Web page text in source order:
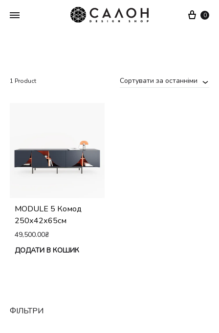
Cart
0
1 Product Сортувати за останніми
MODULE 5 Комод
250х42х65см
49,500.00₴
ДОДАТИ В КОШИК
ФІЛЬТРИ